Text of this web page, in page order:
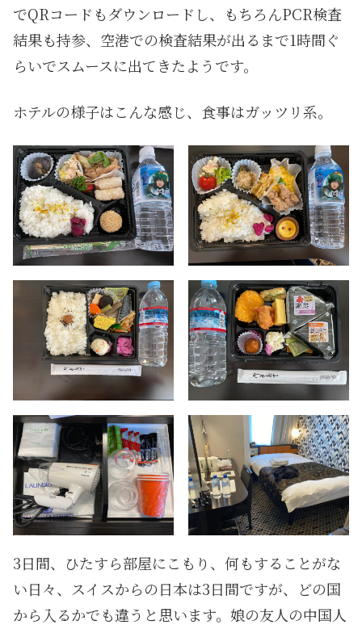
でQRコードもダウンロードし、もちろんPCR検査
結果も持参、空港での検査結果が出るまで1時間ぐ
らいでスムースに出てきたようです。
ホテルの様子はこんな感じ、食事はガッツリ系。
3日間、ひたすら部屋にこもり、何もすることがな
い日々、スイスからの日本は3日間ですが、どの国
から入るかでも違うと思います。娘の友人の中国人